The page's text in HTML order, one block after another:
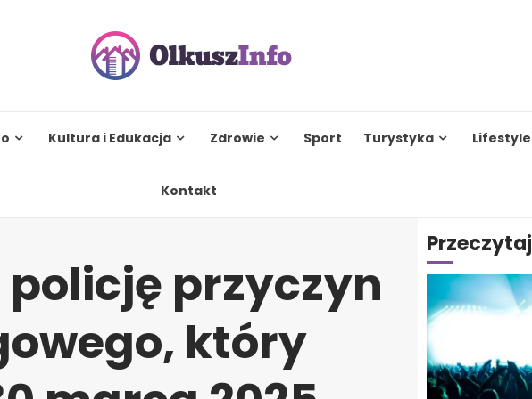
Kultura i Edukacja Zdrowie Sport Turystyka Lifestyle
Kontakt
policję przyczyn
który
Przeczytaj